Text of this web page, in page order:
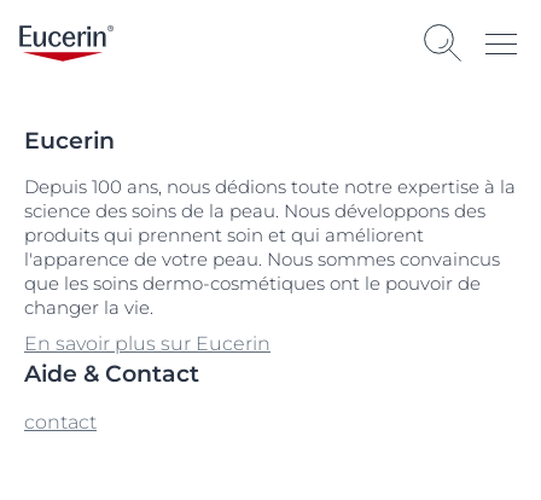
Eucerin
Depuis 100 ans, nous dédions toute notre expertise à la
science des soins de la peau. Nous développons des
produits qui prennent soin et qui améliorent
l'apparence de votre peau. Nous sommes convaincus
que les soins dermo-cosmétiques ont le pouvoir de
changer la vie.
En savoir plus sur Eucerin
Aide & Contact
contact